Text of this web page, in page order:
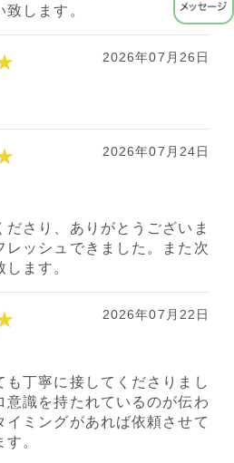
します。
2026年07月26日
2026年07月24日
さり、ありがとうございま
レッシュできました。また次
ます。
2026年07月22日
も丁寧に接してくださりまし
意識を持たれているのが伝わ
イミングがあれば依頼させて
。